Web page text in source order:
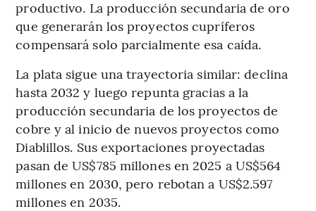
productivo. La producción secundaria de oro
que generarán los proyectos cupríferos
compensará solo parcialmente esa caída.
La plata sigue una trayectoria similar: declina
hasta 2032 y luego repunta gracias a la
producción secundaria de los proyectos de
cobre y al inicio de nuevos proyectos como
Diablillos. Sus exportaciones proyectadas
pasan de US$785 millones en 2025 a US$564
millones en 2030, pero rebotan a US$2.597
millones en 2035.